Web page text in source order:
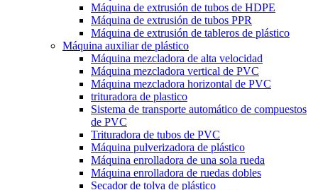
Máquina de extrusión de tubos de HDPE
Máquina de extrusión de tubos PPR
Máquina de extrusión de tableros de plástico
Máquina auxiliar de plástico
Máquina mezcladora de alta velocidad
Máquina mezcladora vertical de PVC
Máquina mezcladora horizontal de PVC
trituradora de plastico
Sistema de transporte automático de compuestos
de PVC
Trituradora de tubos de PVC
Máquina pulverizadora de plástico
Máquina enrolladora de una sola rueda
Máquina enrolladora de ruedas dobles
Secador de tolva de plástico